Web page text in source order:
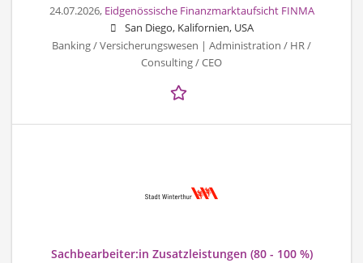
24.07.2026, Eidgenössische Finanzmarktaufsicht FINMA
San Diego, Kalifornien, USA
Banking / Versicherungswesen | Administration / HR /
Consulting / CEO
Sachbearbeiter:in Zusatzleistungen (80 - 100 %)